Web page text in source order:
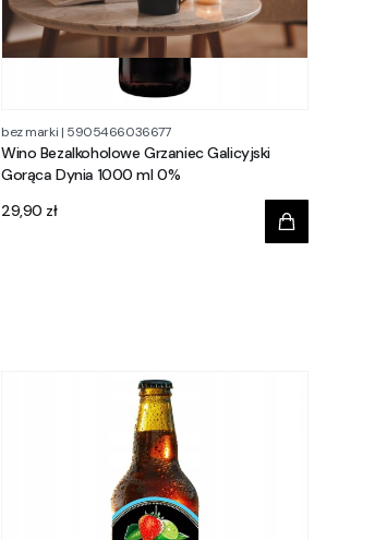
bez marki | 5905466036677
Wino Bezalkoholowe Grzaniec Galicyjski
Gorąca Dynia 1000 ml 0%
Cena
29,90 zł